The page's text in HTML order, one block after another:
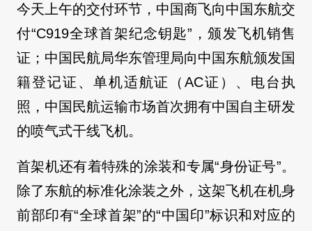
今天上午的交付环节，中国商飞向中国东航交
付“C919全球首架纪念钥匙”，颁发飞机销售
证；中国民航局华东管理局向中国东航颁发国
籍登记证、单机适航证（AC证）、电台执
照，中国民航运输市场首次拥有中国自主研发
的喷气式干线飞机。
首架机还有着特殊的涂装和专属“身份证号”。
除了东航的标准化涂装之外，这架飞机在机身
前部印有“全球首架”的“中国印”标识和对应的